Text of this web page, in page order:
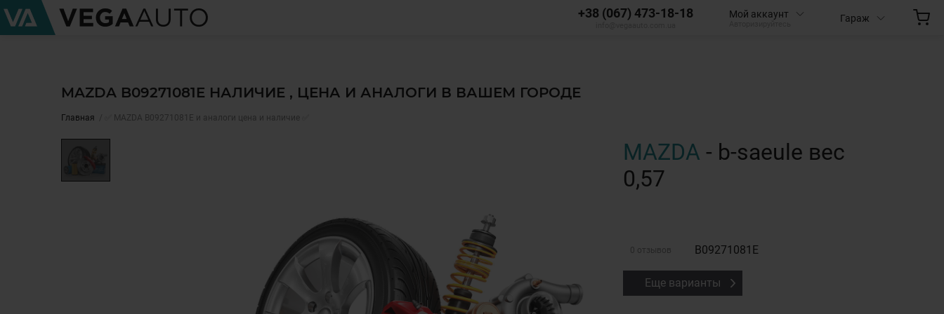
+38 (067) 473-18-18 Мой аккаунт Гараж
MAZDA B09271081E НАЛИЧИЕ , ЦЕНА И АНАЛОГИ В ВАШЕМ ГОРОДЕ
Главная ✅ MAZDA B09271081E и аналоги цена и наличие ✅
MAZDA - b-saeule вес
0,57
0 отзывов B09271081E
Еще варианты